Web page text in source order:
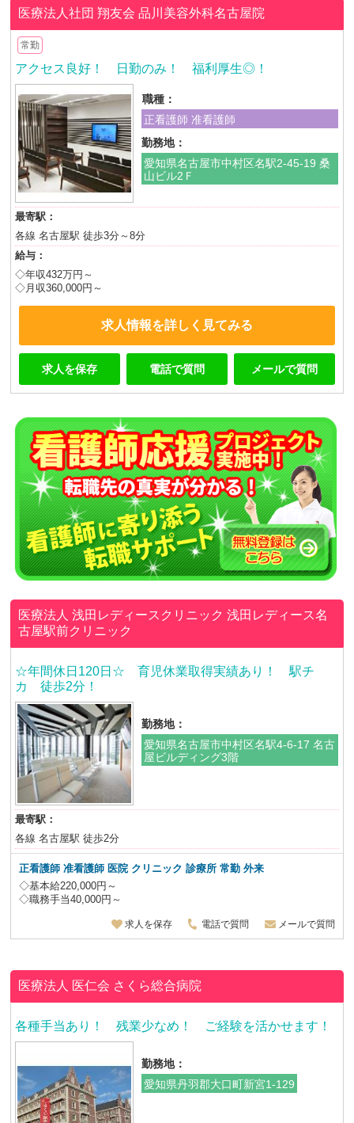
医療法人社団 翔友会品川美容外科名古屋院
常勤
アクセス良好！ 日勤のみ！ 福利厚生◎！
職種：
正看護師 准看護師
勤務地：
愛知県名古屋市中村区名駅2-45-19 桑
山ビル2Ｆ
最寄駅：
各線 名古屋駅 徒歩3分～8分
給与：
◇年収432万円～
◇月収360,000円～
求人情報を詳しく見てみる
求人を保存 電話で質問 メールで質問
医療法人 浅田レディースクリニック浅田レディース名
古屋駅前クリニック
☆年間休日120日☆ 育児休業取得実績あり！ 駅チ
カ 徒歩2分！
勤務地：
愛知県名古屋市中村区名駅4-6-17 名古
屋ビルディング3階
最寄駅：
各線 名古屋駅 徒歩2分
正看護師 准看護師 医院 クリニック 診療所 常勤 外来
◇基本給220,000円～
◇職務手当40,000円～
求人を保存 電話で質問 メールで質問
医療法人 医仁会 さくら総合病院
各種手当あり！ 残業少なめ！ ご経験を活かせます！
勤務地：
愛知県丹羽郡大口町新宮1-129